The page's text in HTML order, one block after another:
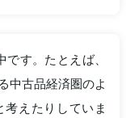
す。たとえば、
中古品経済圏のよ
考えたりしていま